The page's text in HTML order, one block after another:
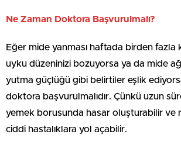
Ne Zaman Doktora Başvurulmalı?
Eğer mide yanması haftada birden fazla
uyku düzeninizi bozuyorsa ya da mide
yutma güçlüğü gibi belirtiler eşlik
doktora başvurulmalıdır. Çünkü uzun
yemek borusunda hasar oluşturabilir ve
ciddi hastalıklara yol açabilir.